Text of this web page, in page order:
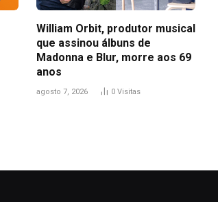
William Orbit, produtor musical
que assinou álbuns de
Madonna e Blur, morre aos 69
anos
agosto 7, 2026 0 Visitas